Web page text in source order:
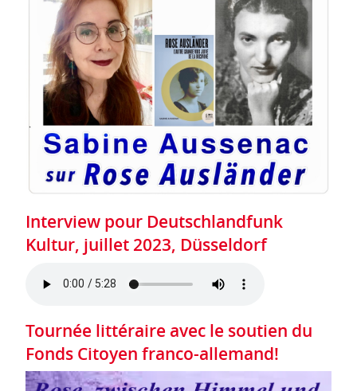
Interview pour Deutschlandfunk
Kultur, juillet 2023, Düsseldorf
Tournée littéraire avec le soutien du
Fonds Citoyen franco-allemand!